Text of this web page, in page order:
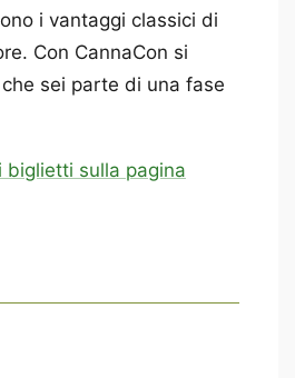
i vantaggi classici di
Con CannaCon si
sei parte di una fase
sulla pagina